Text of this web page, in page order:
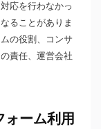
応を行わなかっ
ることがありま
の役割、コンサ
責任、運営会社
ーム利用